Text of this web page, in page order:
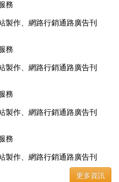
務
製作、網路行銷通路廣告刊
銷售，全面優惠中....
務
製作、網路行銷通路廣告刊
銷售，全面優惠中....
務
製作、網路行銷通路廣告刊
銷售，全面優惠中....
務
製作、網路行銷通路廣告刊
銷售，全面優惠中....
更多資訊